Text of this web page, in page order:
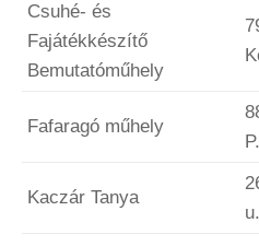
Csuhé- és
Fajátékkészítő
Bemutatóműhely
Fafaragó műhely
Kaczár Tanya